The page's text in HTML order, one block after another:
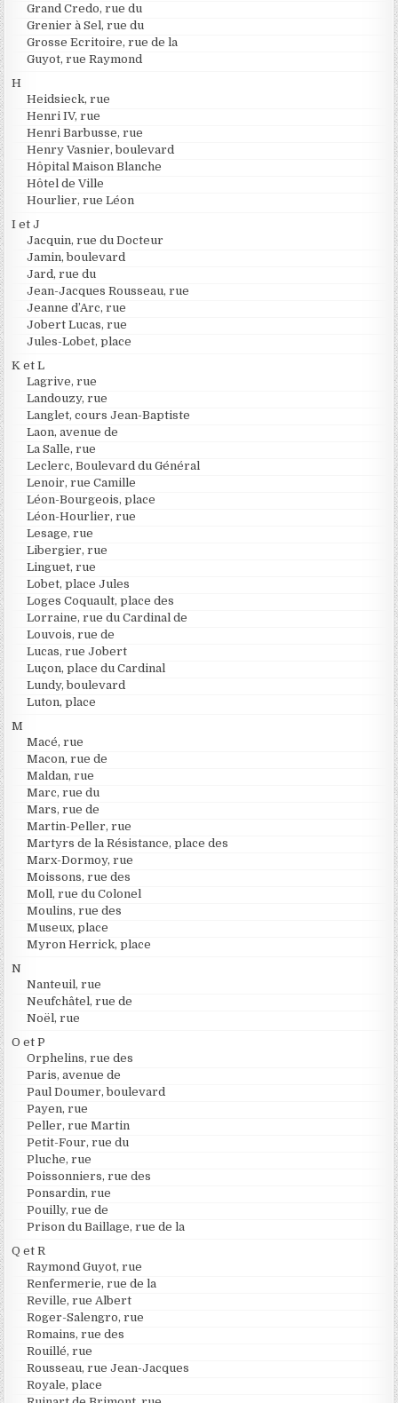
Grand Credo, rue du
Grenier à Sel, rue du
Grosse Ecritoire, rue de la
Guyot, rue Raymond
H
Heidsieck, rue
Henri IV, rue
Henri Barbusse, rue
Henry Vasnier, boulevard
Hôpital Maison Blanche
Hôtel de Ville
Hourlier, rue Léon
I et J
Jacquin, rue du Docteur
Jamin, boulevard
Jard, rue du
Jean-Jacques Rousseau, rue
Jeanne d’Arc, rue
Jobert Lucas, rue
Jules-Lobet, place
K et L
Lagrive, rue
Landouzy, rue
Langlet, cours Jean-Baptiste
Laon, avenue de
La Salle, rue
Leclerc, Boulevard du Général
Lenoir, rue Camille
Léon-Bourgeois, place
Léon-Hourlier, rue
Lesage, rue
Libergier, rue
Linguet, rue
Lobet, place Jules
Loges Coquault, place des
Lorraine, rue du Cardinal de
Louvois, rue de
Lucas, rue Jobert
Luçon, place du Cardinal
Lundy, boulevard
Luton, place
M
Macé, rue
Macon, rue de
Maldan, rue
Marc, rue du
Mars, rue de
Martin-Peller, rue
Martyrs de la Résistance, place des
Marx-Dormoy, rue
Moissons, rue des
Moll, rue du Colonel
Moulins, rue des
Museux, place
Myron Herrick, place
N
Nanteuil, rue
Neufchâtel, rue de
Noël, rue
O et P
Orphelins, rue des
Paris, avenue de
Paul Doumer, boulevard
Payen, rue
Peller, rue Martin
Petit-Four, rue du
Pluche, rue
Poissonniers, rue des
Ponsardin, rue
Pouilly, rue de
Prison du Baillage, rue de la
Q et R
Raymond Guyot, rue
Renfermerie, rue de la
Reville, rue Albert
Roger-Salengro, rue
Romains, rue des
Rouillé, rue
Rousseau, rue Jean-Jacques
Royale, place